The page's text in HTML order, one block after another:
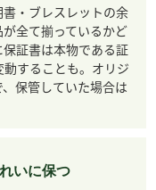
・ブレスレットの余
全て揃っているかど
証書は本物である証
することも。オリジ
保管していた場合は
いに保つ